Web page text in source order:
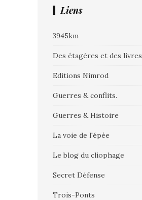
Liens
3945km
Des étagères et des livres
Editions Nimrod
Guerres & conflits.
Guerres & Histoire
La voie de l'épée
Le blog du cliophage
Secret Défense
Trois-Ponts